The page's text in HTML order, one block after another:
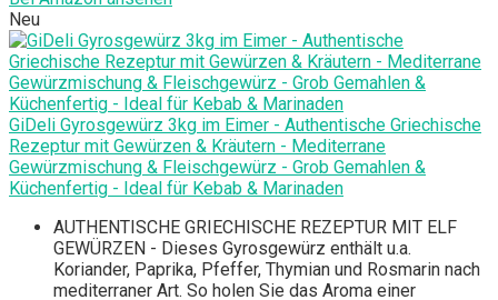
Neu
GiDeli Gyrosgewürz 3kg im Eimer - Authentische Griechische
Rezeptur mit Gewürzen & Kräutern - Mediterrane
Gewürzmischung & Fleischgewürz - Grob Gemahlen &
Küchenfertig - Ideal für Kebab & Marinaden
AUTHENTISCHE GRIECHISCHE REZEPTUR MIT ELF
GEWÜRZEN - Dieses Gyrosgewürz enthält u.a.
Koriander, Paprika, Pfeffer, Thymian und Rosmarin nach
mediterraner Art. So holen Sie das Aroma einer